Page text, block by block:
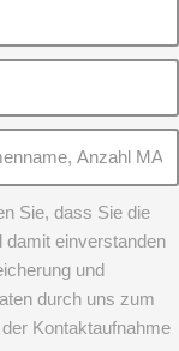
Sie, dass Sie die
damit einverstanden
und
durch uns zum
Kontaktaufnahme